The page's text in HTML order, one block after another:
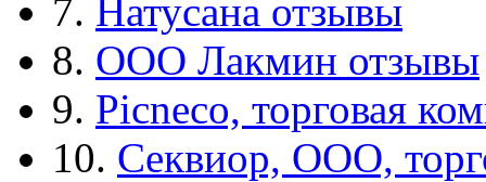
7. Натусана отзывы
8. ООО Лакмин отзывы
9. Picneco, торговая
10. Секвиор, ООО,